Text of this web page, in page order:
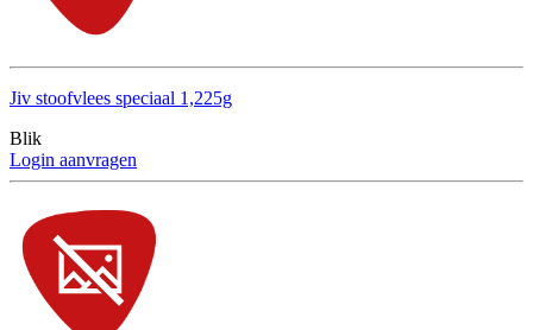
Jiv stoofvlees speciaal 1,225g
Blik
Login aanvragen